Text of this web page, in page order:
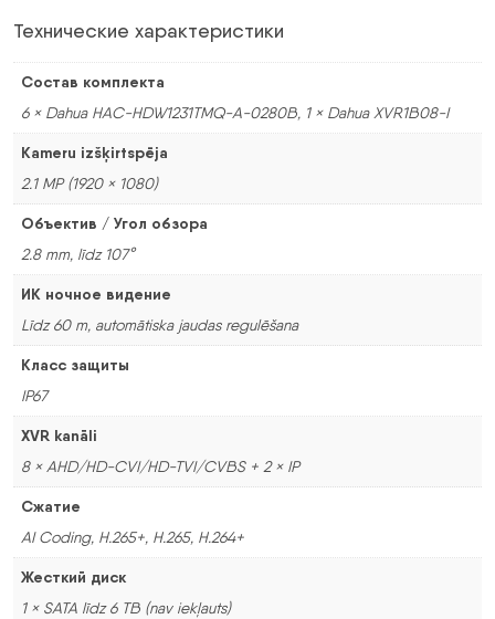
Технические характеристики
Состав комплекта
6 × Dahua HAC-HDW1231TMQ-A-0280B, 1 × Dahua XVR1B08-I
Kameru izšķirtspēja
2.1 MP (1920 × 1080)
Объектив / Угол обзора
2.8 mm, līdz 107°
ИК ночное видение
Līdz 60 m, automātiska jaudas regulēšana
Класс защиты
IP67
XVR kanāli
8 × AHD/HD-CVI/HD-TVI/CVBS + 2 × IP
Сжатие
AI Coding, H.265+, H.265, H.264+
Жесткий диск
1 × SATA līdz 6 TB (nav iekļauts)